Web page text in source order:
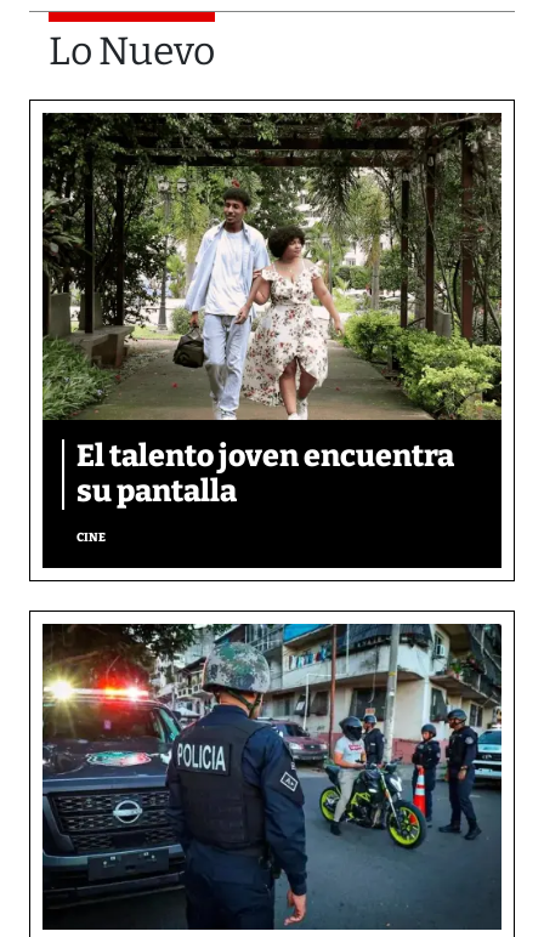
Lo Nuevo
El talento joven encuentra
su pantalla​
CINE